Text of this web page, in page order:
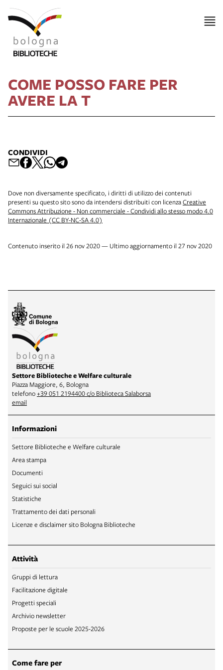
COME POSSO FARE PER
AVERE LA T
CONDIVIDI
Dove non diversamente specificato, i diritti di utilizzo dei contenuti
presenti su questo sito sono da intendersi distribuiti con licenzaCreative
Commons Attribuzione - Non commerciale - Condividi allo stesso modo 4.0
Internazionale (CC BY-NC-SA 4.0)
Contenuto inserito il 26 nov 2020 — Ultimo aggiornamento il 27 nov 2020
Settore Biblioteche e Welfare culturale
Piazza Maggiore, 6, Bologna
telefono+39 051 2194400 c/o Biblioteca Salaborsa
email
Informazioni
Settore Biblioteche e Welfare culturale
Area stampa
Documenti
Seguici sui social
Statistiche
Trattamento dei dati personali
Licenze e disclaimer sito Bologna Biblioteche
Attività
Gruppi di lettura
Facilitazione digitale
Progetti speciali
Archivio newsletter
Proposte per le scuole 2025-2026
Come fare per